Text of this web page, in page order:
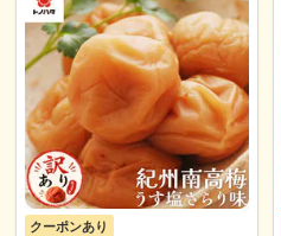
クーポンあり